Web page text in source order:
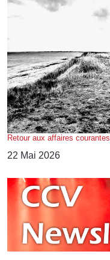
Retour aux affaires courantes
22 Mai 2026